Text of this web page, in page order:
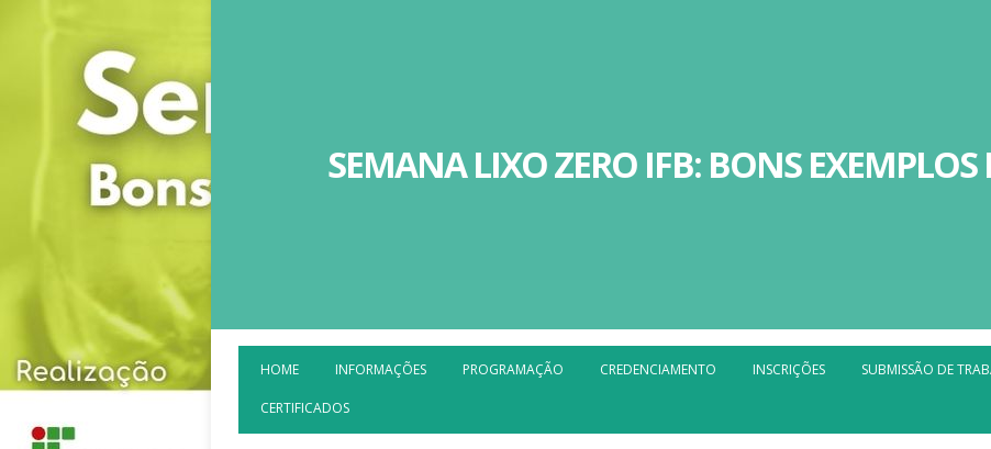
SEMANA LIXO ZERO IFB: BONS
HOME INFORMAÇÕES PROGRAMAÇÃO CREDENCIAMENTO INSCRIÇÕES SUBMISSÃO DE
CERTIFICADOS